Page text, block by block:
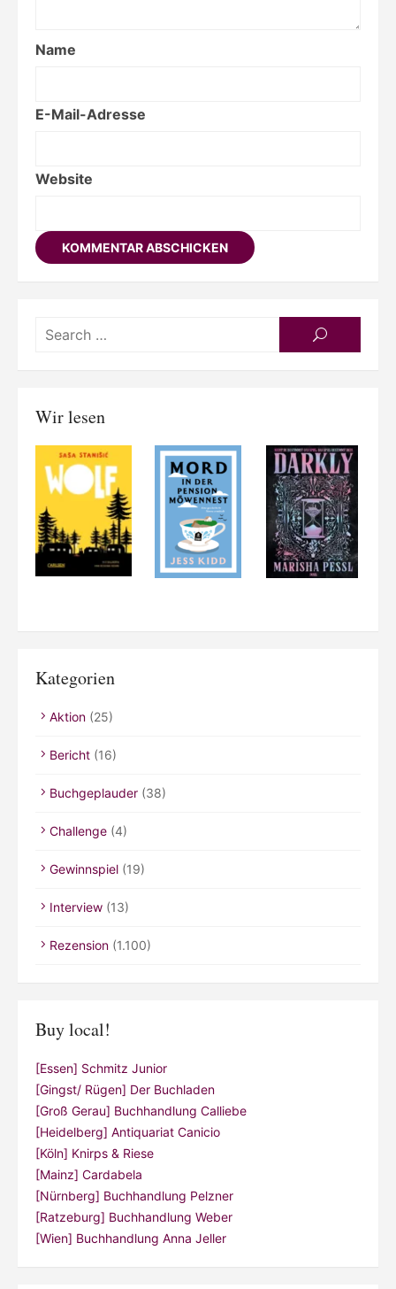
Name
E-Mail-Adresse
Website
SEARCH
Wir lesen
Kategorien
Aktion (25)
Bericht (16)
Buchgeplauder (38)
Challenge (4)
Gewinnspiel (19)
Interview (13)
Rezension (1.100)
Buy local!
[Essen] Schmitz Junior
[Gingst/ Rügen] Der Buchladen
[Groß Gerau] Buchhandlung Calliebe
[Heidelberg] Antiquariat Canicio
[Köln] Knirps & Riese
[Mainz] Cardabela
[Nürnberg] Buchhandlung Pelzner
[Ratzeburg] Buchhandlung Weber
[Wien] Buchhandlung Anna Jeller